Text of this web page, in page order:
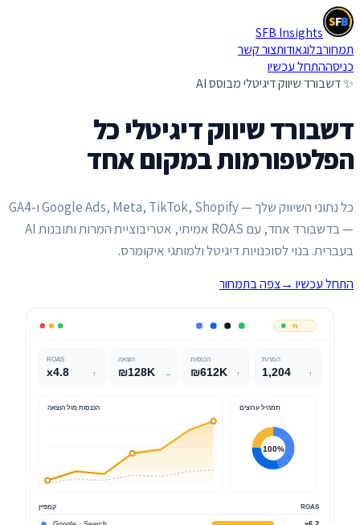
SFB
SFB
SFB Insights
תמחורבלוגאודותצור קשר
כניסההתחל עכשיו
✨ דשבורד שיווק דיגיטלי מבוסס AI
דשבורד שיווק דיגיטליכל
הפלטפורמות במקום אחד
כל נתוני השיווק שלך — Google Ads, Meta, TikTok, Shopify ו-GA4
— בדשבורד אחד, עם ROAS אמיתי, אטריבוציית המרות ותובנות AI
בעברית. בנוי לסוכנויות דיגיטל ולמותגי איקומרס.
התחל עכשיו →צפה בתמחור
חי
ROAS
x4.8 ↑
הוצאה
₪128K →
הכנסות
₪612K ↑
המרות
1,204 ↑
הכנסות מול הוצאה תמהיל ערוצים
100%
קמפיין ROAS